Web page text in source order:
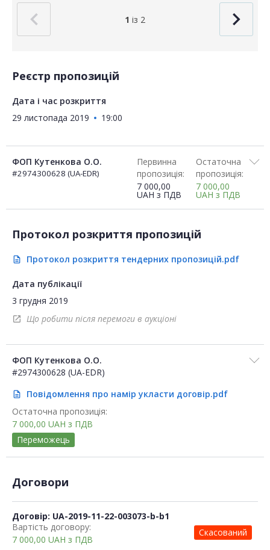
1 із 2
Реєстр пропозицій
Дата і час розкриття
29 листопада 2019
19:00
ФОП Кутенкова О.О.
#2974300628 (UA-EDR)
Первинна
пропозиція:
7 000,00
UAH з ПДВ
Остаточна
пропозиція:
7 000,00
UAH з ПДВ
Протокол розкриття пропозицій
description Протокол розкриття тендерних пропозицій.pdf
Дата публікації
3 грудня 2019
open_in_new Що робити після перемоги в аукціоні
ФОП Кутенкова О.О.
#2974300628 (UA-EDR)
description
Повідомлення про намір укласти договір.pdf
Остаточна пропозиція:
7 000,00 UAH з ПДВ
Переможець
Договори
Договір: UA-2019-11-22-003073-b-b1
Вартість договору:
7 000,00 UAH з ПДВ
Скасований